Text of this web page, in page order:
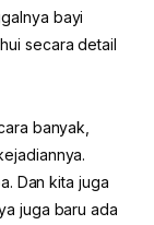
bayi
secara detail
banyak,
Dan kita juga
juga baru ada